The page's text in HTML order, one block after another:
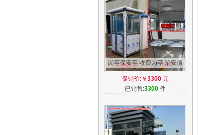
岗亭保安亭 收费岗亭 治安值
班岗亭不锈钢岗亭门卫岗亭
促销价:￥ 3300 元
已销售:3300 件